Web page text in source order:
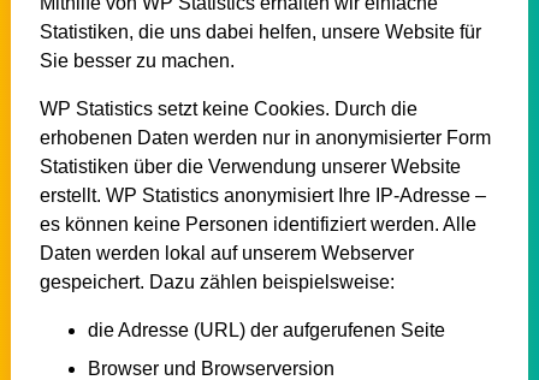
Statistiken, die uns dabei helfen, unsere Website für
Sie besser zu machen.
WP Statistics setzt keine Cookies. Durch die
erhobenen Daten werden nur in anonymisierter Form
Statistiken über die Verwendung unserer Website
erstellt. WP Statistics anonymisiert Ihre IP-Adresse –
es können keine Personen identifiziert werden. Alle
Daten werden lokal auf unserem Webserver
gespeichert. Dazu zählen beispielsweise:
die Adresse (URL) der aufgerufenen Seite
Browser und Browserversion